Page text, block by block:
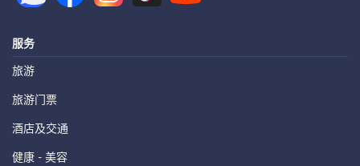
服务
旅游
旅游门票
酒店及交通
健康 - 美容